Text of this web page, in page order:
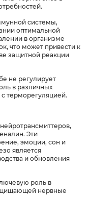
системы,
оптимальной
в организме
что может привести к
защитной реакции
не регулирует
в различных
терморегуляцией.
Эти
эмоции, сон и
является
и обновления
роль в
нервные